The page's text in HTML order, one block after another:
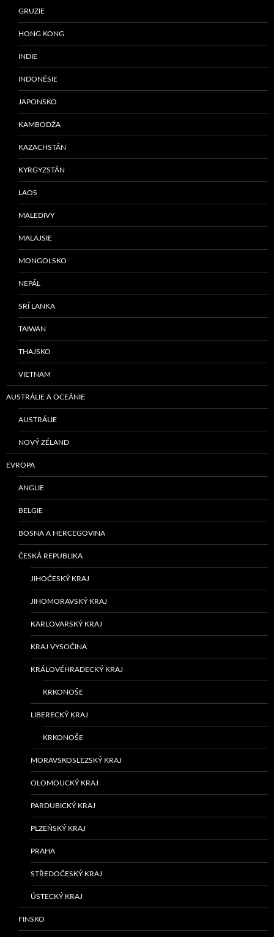
GRUZIE
HONG KONG
INDIE
INDONÉSIE
JAPONSKO
KAMBODŽA
KAZACHSTÁN
KYRGYZSTÁN
LAOS
MALEDIVY
MALAJSIE
MONGOLSKO
NEPÁL
SRÍ LANKA
TAIWAN
THAJSKO
VIETNAM
AUSTRÁLIE A OCEÁNIE
AUSTRÁLIE
NOVÝ ZÉLAND
EVROPA
ANGLIE
BELGIE
BOSNA A HERCEGOVINA
ČESKÁ REPUBLIKA
JIHOČESKÝ KRAJ
JIHOMORAVSKÝ KRAJ
KARLOVARSKÝ KRAJ
KRAJ VYSOČINA
KRÁLOVÉHRADECKÝ KRAJ
KRKONOŠE
LIBERECKÝ KRAJ
KRKONOŠE
MORAVSKOSLEZSKÝ KRAJ
OLOMOUCKÝ KRAJ
PARDUBICKÝ KRAJ
PLZEŇSKÝ KRAJ
PRAHA
STŘEDOČESKÝ KRAJ
ÚSTECKÝ KRAJ
FINSKO